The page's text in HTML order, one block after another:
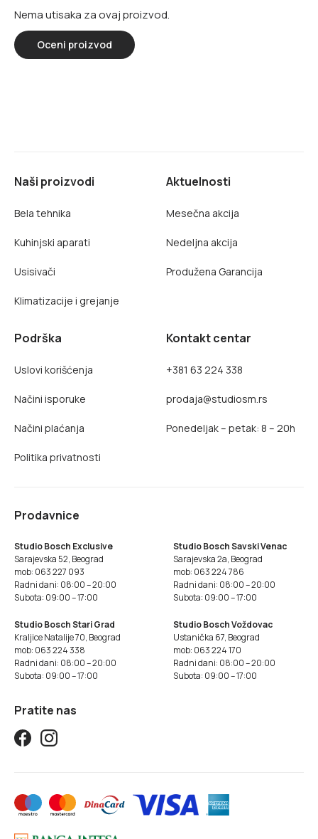
Nema utisaka za ovaj proizvod.
Oceni proizvod
Naši proizvodi
Bela tehnika
Kuhinjski aparati
Usisivači
Klimatizacije i grejanje
Aktuelnosti
Mesečna akcija
Nedeljna akcija
Produžena Garancija
Podrška
Uslovi korišćenja
Načini isporuke
Načini plaćanja
Politika privatnosti
Kontakt centar
+381 63 224 338
prodaja@studiosm.rs
Ponedeljak – petak: 8 – 20h
Prodavnice
Studio Bosch Exclusive
Sarajevska 52, Beograd
mob: 063 227 093
Radni dani: 08:00 – 20:00
Subota: 09:00 – 17:00
Studio Bosch Savski Venac
Sarajevska 2a, Beograd
mob: 063 224 786
Radni dani: 08:00 – 20:00
Subota: 09:00 – 17:00
Studio Bosch Stari Grad
Kraljice Natalije 70, Beograd
mob: 063 224 338
Radni dani: 08:00 – 20:00
Subota: 09:00 – 17:00
Studio Bosch Voždovac
Ustanička 67, Beograd
mob: 063 224 170
Radni dani: 08:00 – 20:00
Subota: 09:00 – 17:00
Pratite nas